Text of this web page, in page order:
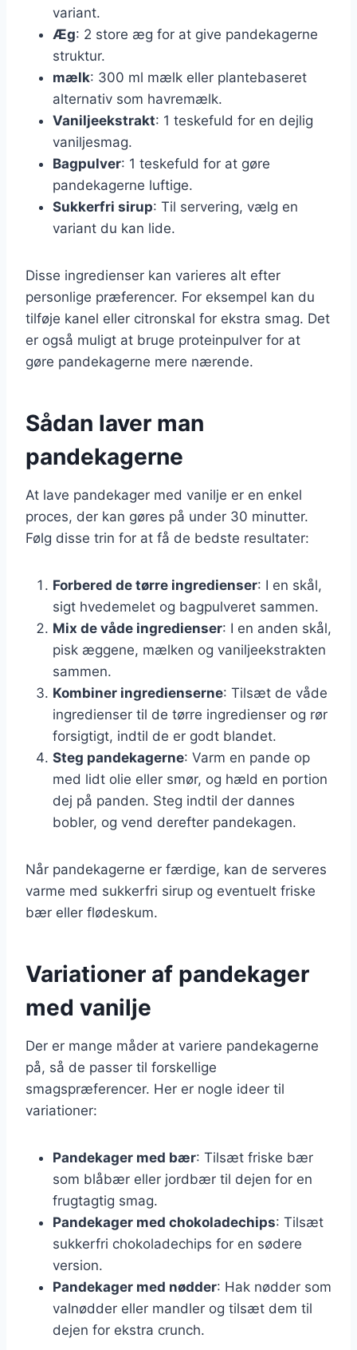
variant.
Æg: 2 store æg for at give pandekagerne
struktur.
mælk: 300 ml mælk eller plantebaseret
alternativ som havremælk.
Vaniljeekstrakt: 1 teskefuld for en dejlig
vaniljesmag.
Bagpulver: 1 teskefuld for at gøre
pandekagerne luftige.
Sukkerfri sirup: Til servering, vælg en
variant du kan lide.
Disse ingredienser kan varieres alt efter
personlige præferencer. For eksempel kan du
tilføje kanel eller citronskal for ekstra smag. Det
er også muligt at bruge proteinpulver for at
gøre pandekagerne mere nærende.
Sådan laver man
pandekagerne
At lave pandekager med vanilje er en enkel
proces, der kan gøres på under 30 minutter.
Følg disse trin for at få de bedste resultater:
Forbered de tørre ingredienser: I en skål,
sigt hvedemelet og bagpulveret sammen.
Mix de våde ingredienser: I en anden skål,
pisk æggene, mælken og vaniljeekstrakten
sammen.
Kombiner ingredienserne: Tilsæt de våde
ingredienser til de tørre ingredienser og rør
forsigtigt, indtil de er godt blandet.
Steg pandekagerne: Varm en pande op
med lidt olie eller smør, og hæld en portion
dej på panden. Steg indtil der dannes
bobler, og vend derefter pandekagen.
Når pandekagerne er færdige, kan de serveres
varme med sukkerfri sirup og eventuelt friske
bær eller flødeskum.
Variationer af pandekager
med vanilje
Der er mange måder at variere pandekagerne
på, så de passer til forskellige
smagspræferencer. Her er nogle ideer til
variationer:
Pandekager med bær: Tilsæt friske bær
som blåbær eller jordbær til dejen for en
frugtagtig smag.
Pandekager med chokoladechips: Tilsæt
sukkerfri chokoladechips for en sødere
version.
Pandekager med nødder: Hak nødder som
valnødder eller mandler og tilsæt dem til
dejen for ekstra crunch.